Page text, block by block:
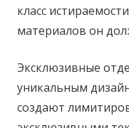
класс
материалов он
Эксклюзивные
уникальным
создают